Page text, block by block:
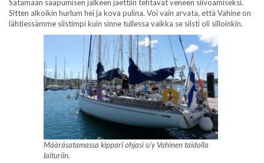
Satamaan saapumisen jälkeen jaettiin tehtävät veneen siivoamiseksi.
Sitten alkoikin hurlum hei ja kova pulina. Voi vain arvata, että Vahine on
lähtiessämme siistimpi kuin sinne tullessa vaikka se siisti oli silloinkin.
Määräsatamassa kippari ohjasi s/y Vahinen taidolla
laituriin.